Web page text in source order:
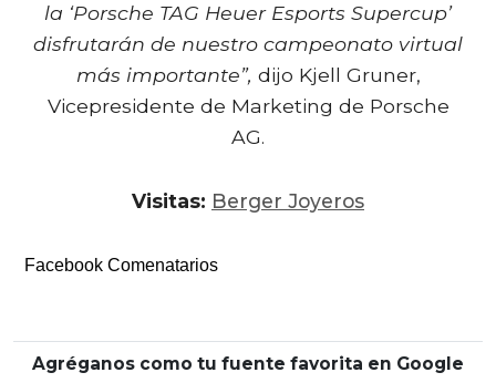
la ‘Porsche TAG Heuer Esports Supercup’
disfrutarán de nuestro campeonato virtual
más importante”, dijo Kjell Gruner,
Vicepresidente de Marketing de Porsche
AG.
Visitas: Berger Joyeros
Facebook Comenatarios
Agréganos como tu fuente favorita en Google